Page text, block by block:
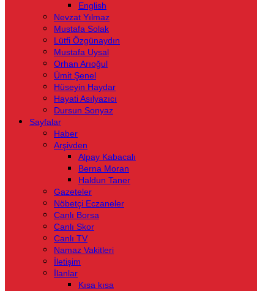
English
Nevzat Yılmaz
Mustafa Solak
Lütfi Özgünaydın
Mustafa Uysal
Orhan Arıoğul
Ümit Şenel
Hüseyin Haydar
Hayati Asılyazıcı
Dursun Sonyaz
Sayfalar
Haber
Arşivden
Alpay Kabacalı
Berna Moran
Haldun Taner
Gazeteler
Nöbetçi Eczaneler
Canlı Borsa
Canlı Skor
Canlı TV
Namaz Vakitleri
İletişim
İlanlar
Kısa kısa